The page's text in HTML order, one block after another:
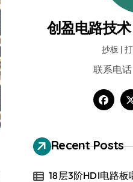
创盈电路技
抄板 |
联系电话
Recent Posts
18层3阶HDI电路板